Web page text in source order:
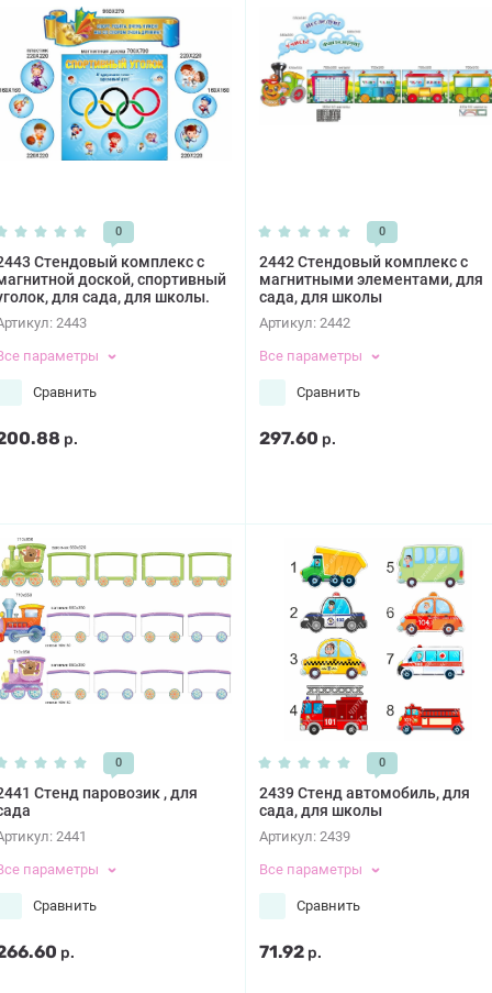
0
Стендовый комплекс с
доской, спортивный
для сада, для школы.
2443
параметры
Сравнить
р.
0
2442 Стендовый комплекс с
магнитными элементами, для
сада, для школы
Артикул: 2442
Все параметры
Сравнить
297.60 р.
0
Стенд паровозик , для
2441
параметры
Сравнить
р.
0
2439 Стенд автомобиль, для
сада, для школы
Артикул: 2439
Все параметры
Сравнить
71.92 р.